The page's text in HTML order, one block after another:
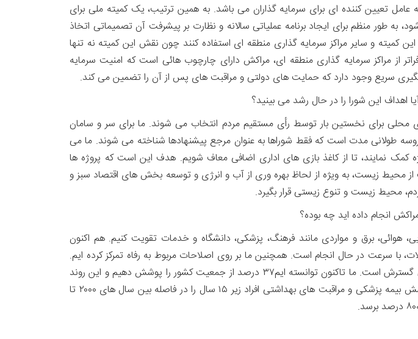
تعیین کننده ای برای سرمایه گذاران می باشد. به همین ترتیب، یک کمیته ملی برای
منظم برای ایجاد برنامه عملیاتی سالانه و نظارت بر پیشرفت آن تصمیماتی اتخاذ
کمیته و سایر مراکز سرمایه گذاری منطقه ای استفاده کنند چون نقش این کمیته نه تنها
از مراکز سرمایه گذاری منطقه ای، مراکش دارای چارچوب هائی است که امنیت سرمایه
سریع وجود دارد که حمایت های دولتی و مراقبت های پس از آن را تضمین می کند.
محلی برای نخستین بار توسط رأی مستقیم مردم انتخاب می شوند. ما برای سر و سامان
طولانی مدت است که فقط شوراها به عنوان مرجع پیشنهادها شناخته می شوند. ما می
کمک نمایند، تا از کاغذ بازی های اداری اضافی معاف شویم. هدف این است که پروژه ها
محیط زیست، به ویژه از لحاظ بهره وری از آب و انرژی و توسعه بخش های اقتصاد سبز و
محیط زیست و تنوع زیستی قرار بگیرد.
هوائی، برق و مواردی مانند فرهنگ، پزشکی، دانشگاه و خدمات تقویت کنیم. هم اکنون
با سرعت در حال انجام است. همچنین ما بر روی اصلاحات مربوط به رفاه تمرکز کرده ایم.
در سال های اخیر شمار افرادی که تحت پوشش حقوق بازنشستگی قرار گرفته اند، در حال گسترش است. ما تاکنون توانسته ایم۳۷ درصد از جمعیت کشور را پوشش دهیم و این روند
در حال پیشرفت است. از لحاظ بیمه درمانی، مراکش کار بزرگی انجام داده و توانسته پوشش بیمه پزشکی و مراقبت های بهداشتی افراد زیر ۱۵ سال را در فاصله بین سال های ۲۰۰۰ تا